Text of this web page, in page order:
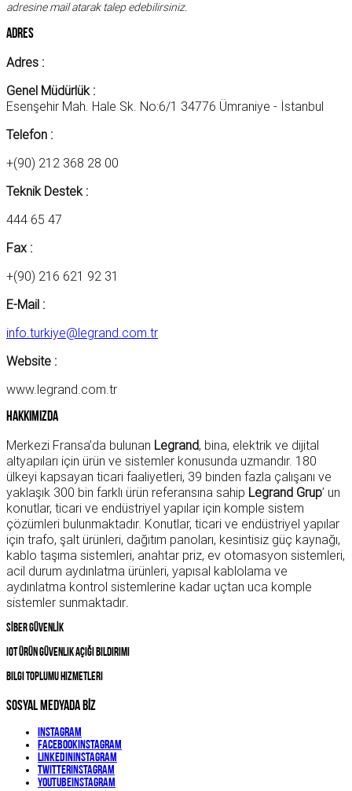
adresine mail atarak talep edebilirsiniz.
Adres
Adres :
Genel Müdürlük :
Esenşehir Mah. Hale Sk. No:6/1 34776 Ümraniye - İstanbul
Telefon :
+(90) 212 368 28 00
Teknik Destek :
444 65 47
Fax :
+(90) 216 621 92 31
E-Mail :
info.turkiye@legrand.com.tr
Website :
www.legrand.com.tr
Hakkımızda
Merkezi Fransa’da bulunan Legrand, bina, elektrik ve dijital
altyapıları için ürün ve sistemler konusunda uzmandır. 180
ülkeyi kapsayan ticari faaliyetleri, 39 binden fazla çalışanı ve
yaklaşık 300 bin farklı ürün referansına sahip Legrand Grup’ un
konutlar, ticari ve endüstriyel yapılar için komple sistem
çözümleri bulunmaktadır. Konutlar, ticari ve endüstriyel yapılar
için trafo, şalt ürünleri, dağıtım panoları, kesintisiz güç kaynağı,
kablo taşıma sistemleri, anahtar priz, ev otomasyon sistemleri,
acil durum aydınlatma ürünleri, yapısal kablolama ve
aydınlatma kontrol sistemlerine kadar uçtan uca komple
sistemler sunmaktadır.
SİBER GÜVENLİK
IOT Ürün Güvenlik Açığı Bildirimi
Bilgi Toplumu Hizmetleri
SOSYAL MEDYADA BİZ
Instagram
FacebookInstagram
LinkedinInstagram
TwitterInstagram
YouTubeInstagram